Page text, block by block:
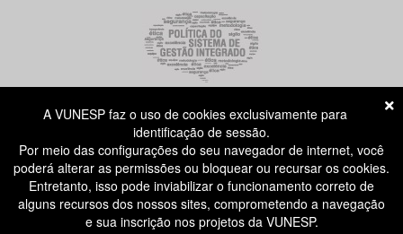
RUA DONA GERMAINE BURCHARD, 515
ÁGUA BRANCA - SÃO PAULO SP
CEP: 05002-062
ATENDIMENTO AO CANDIDATO
A VUNESP faz o uso de cookies exclusivamente para
identificação de sessão.
Por meio das configurações do seu navegador de internet, você
poderá alterar as permissões ou bloquear ou recursar os cookies.
Entretanto, isso pode inviabilizar o funcionamento correto de
alguns recursos dos nossos sites, comprometendo a navegação
e sua inscrição nos projetos da VUNESP.